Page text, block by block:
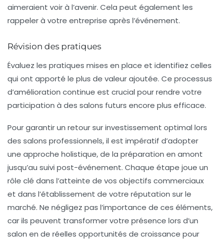
aimeraient voir à l’avenir. Cela peut également les
rappeler à votre entreprise après l’événement.
Révision des pratiques
Évaluez les pratiques mises en place et identifiez celles
qui ont apporté le plus de valeur ajoutée. Ce processus
d’amélioration continue est crucial pour rendre votre
participation à des salons futurs encore plus efficace.
Pour garantir un retour sur investissement optimal lors
des salons professionnels, il est impératif d’adopter
une approche holistique, de la préparation en amont
jusqu’au suivi post-événement. Chaque étape joue un
rôle clé dans l’atteinte de vos objectifs commerciaux
et dans l’établissement de votre réputation sur le
marché. Ne négligez pas l’importance de ces éléments,
car ils peuvent transformer votre présence lors d’un
salon en de réelles opportunités de croissance pour